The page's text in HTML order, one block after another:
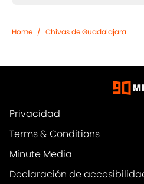
Home / Chivas de Guadalajara
Privacidad
Terms & Conditions
Minute Media
Declaración de